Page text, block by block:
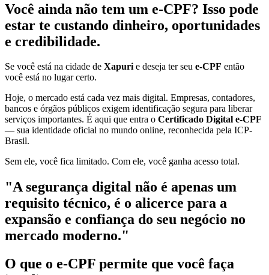
Você ainda não tem um e-CPF? Isso pode
estar te custando dinheiro, oportunidades
e credibilidade.
Se você está na cidade de Xapurie deseja ter seu e-CPF então
você está no lugar certo.
Hoje, o mercado está cada vez mais digital. Empresas, contadores,
bancos e órgãos públicos exigem identificação segura para liberar
serviços importantes. É aqui que entra o Certificado Digital e-CPF
— sua identidade oficial no mundo online, reconhecida pela ICP-
Brasil.
Sem ele, você fica limitado. Com ele, você ganha acesso total.
"A segurança digital não é apenas um
requisito técnico, é o alicerce para a
expansão e confiança do seu negócio no
mercado moderno."
O que o e-CPF permite que você faça